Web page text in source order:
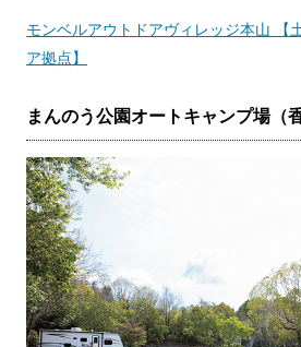
モンベルアウトドアヴィレッジ本山 【
ア拠点】
まんのう公園オートキャンプ場（